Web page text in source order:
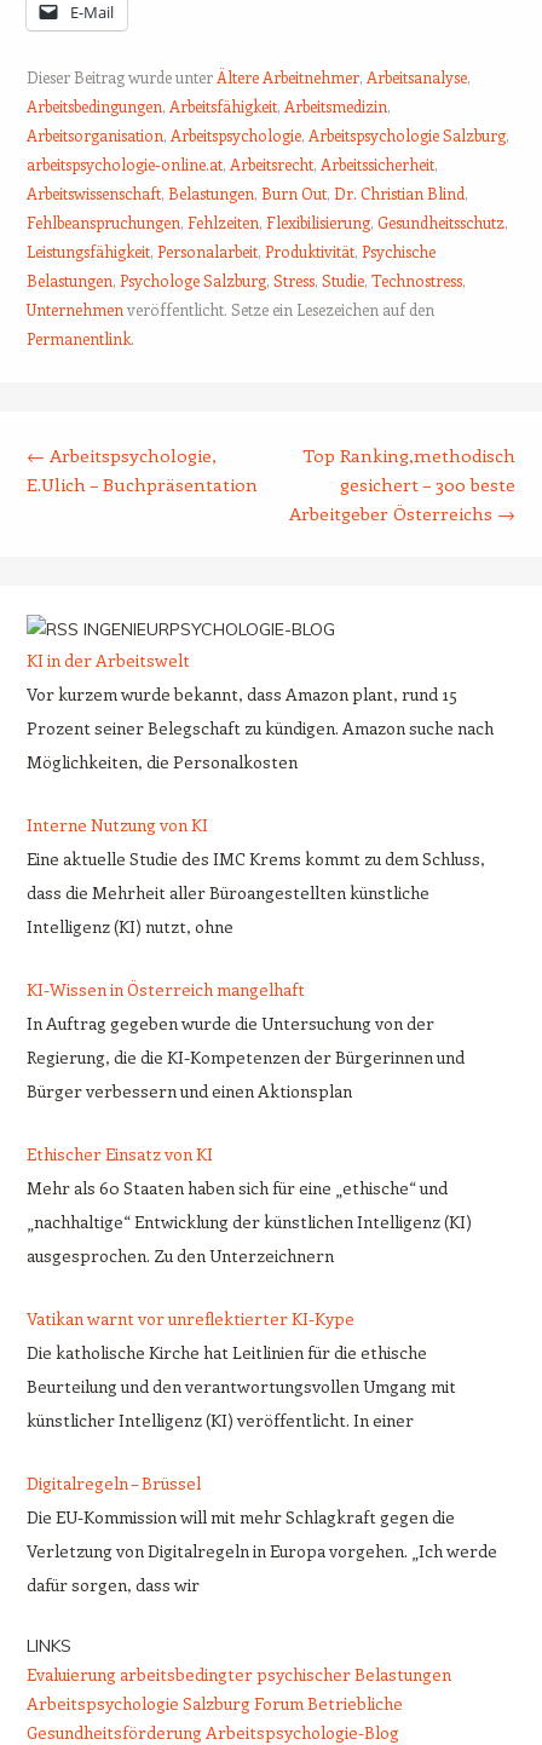
E-Mail
Dieser Beitrag wurde unter Ältere Arbeitnehmer, Arbeitsanalyse,
Arbeitsbedingungen, Arbeitsfähigkeit, Arbeitsmedizin,
Arbeitsorganisation, Arbeitspsychologie, Arbeitspsychologie Salzburg,
arbeitspsychologie-online.at, Arbeitsrecht, Arbeitssicherheit,
Arbeitswissenschaft, Belastungen, Burn Out, Dr. Christian Blind,
Fehlbeanspruchungen, Fehlzeiten, Flexibilisierung, Gesundheitsschutz,
Leistungsfähigkeit, Personalarbeit, Produktivität, Psychische
Belastungen, Psychologe Salzburg, Stress, Studie, Technostress,
Unternehmen veröffentlicht. Setze ein Lesezeichen auf den
Permanentlink.
← Arbeitspsychologie,
E.Ulich – Buchpräsentation
Top Ranking,methodisch
gesichert – 300 beste
Arbeitgeber Österreichs →
INGENIEURPSYCHOLOGIE-BLOG
KI in der Arbeitswelt
Vor kurzem wurde bekannt, dass Amazon plant, rund 15
Prozent seiner Belegschaft zu kündigen. Amazon suche nach
Möglichkeiten, die Personalkosten
Interne Nutzung von KI
Eine aktuelle Studie des IMC Krems kommt zu dem Schluss,
dass die Mehrheit aller Büroangestellten künstliche
Intelligenz (KI) nutzt, ohne
KI-Wissen in Österreich mangelhaft
In Auftrag gegeben wurde die Untersuchung von der
Regierung, die die KI-Kompetenzen der Bürgerinnen und
Bürger verbessern und einen Aktionsplan
Ethischer Einsatz von KI
Mehr als 60 Staaten haben sich für eine „ethische“ und
„nachhaltige“ Entwicklung der künstlichen Intelligenz (KI)
ausgesprochen. Zu den Unterzeichnern
Vatikan warnt vor unreflektierter KI-Kype
Die katholische Kirche hat Leitlinien für die ethische
Beurteilung und den verantwortungsvollen Umgang mit
künstlicher Intelligenz (KI) veröffentlicht. In einer
Digitalregeln – Brüssel
Die EU-Kommission will mit mehr Schlagkraft gegen die
Verletzung von Digitalregeln in Europa vorgehen. „Ich werde
dafür sorgen, dass wir
LINKS
Evaluierung arbeitsbedingter psychischer Belastungen
Arbeitspsychologie Salzburg Forum Betriebliche
Gesundheitsförderung Arbeitspsychologie-Blog